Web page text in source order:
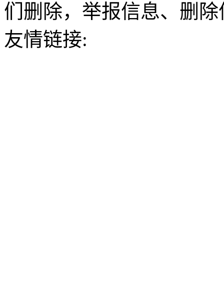
们删除，举报信息、删
友情链接: